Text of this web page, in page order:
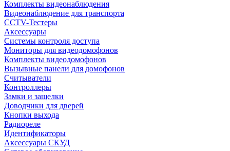
Комплекты видеонаблюдения
Видеонаблюдение для транспорта
CCTV-Тестеры
Аксессуары
Системы контроля доступа
Мониторы для видеодомофонов
Комплекты видеодомофонов
Вызывные панели для домофонов
Считыватели
Контроллеры
Замки и защелки
Доводчики для дверей
Кнопки выхода
Радиореле
Идентификаторы
Аксессуары СКУД